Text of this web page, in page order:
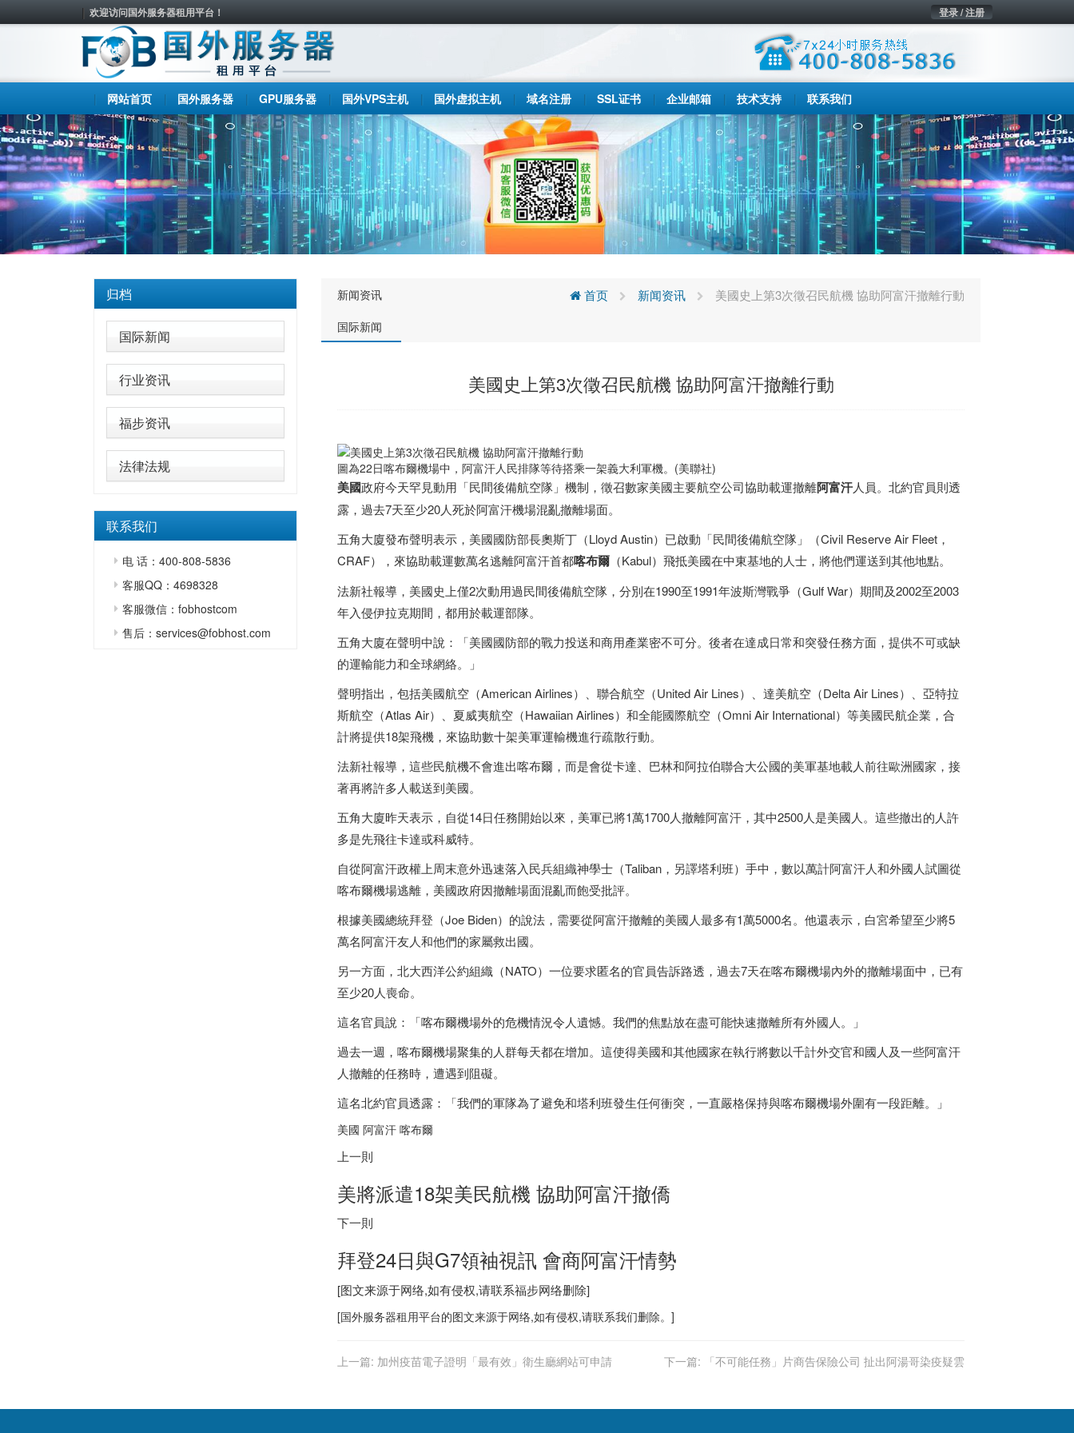
欢迎访问国外服务器租用平台！ 登录 / 注册
网站首页 国外服务器 GPU服务器 国外VPS主机 国外虚拟主机 域名注册 SSL证书 企业邮箱 技术支持 联系我们
归档
国际新闻
行业资讯
福步资讯
法律法规
联系我们
电 话：400-808-5836
客服QQ：4698328
客服微信：fobhostcom
售后：services@fobhost.com
新闻资讯
国际新闻
首页 新闻资讯 美國史上第3次徵召民航機 協助阿富汗撤離行動
美國史上第3次徵召民航機 協助阿富汗撤離行動
圖為22日喀布爾機場中，阿富汗人民排隊等待搭乘一架義大利軍機。(美聯社)
美國政府今天罕見動用「民間後備航空隊」機制，徵召數家美國主要航空公司協助載運撤離阿富汗人員。北約官員則透
露，過去7天至少20人死於阿富汗機場混亂撤離場面。
五角大廈發布聲明表示，美國國防部長奧斯丁（Lloyd Austin）已啟動「民間後備航空隊」（Civil Reserve Air Fleet，
CRAF），來協助載運數萬名逃離阿富汗首都喀布爾 （Kabul）飛抵美國在中東基地的人士，將他們運送到其他地點。
法新社報導，美國史上僅2次動用過民間後備航空隊，分別在1990至1991年波斯灣戰爭（Gulf War）期間及2002至2003
年入侵伊拉克期間，都用於載運部隊。
五角大廈在聲明中說：「美國國防部的戰力投送和商用產業密不可分。後者在達成日常和突發任務方面，提供不可或缺
的運輸能力和全球網絡。」
聲明指出，包括美國航空（American Airlines）、聯合航空（United Air Lines）、達美航空（Delta Air Lines）、亞特拉
斯航空（Atlas Air）、夏威夷航空（Hawaiian Airlines）和全能國際航空（Omni Air International）等美國民航企業，合
計將提供18架飛機，來協助數十架美軍運輸機進行疏散行動。
法新社報導，這些民航機不會進出喀布爾，而是會從卡達、巴林和阿拉伯聯合大公國的美軍基地載人前往歐洲國家，接
著再將許多人載送到美國。
五角大廈昨天表示，自從14日任務開始以來，美軍已將1萬1700人撤離阿富汗，其中2500人是美國人。這些撤出的人許
多是先飛往卡達或科威特。
自從阿富汗政權上周末意外迅速落入民兵組織神學士（Taliban，另譯塔利班）手中，數以萬計阿富汗人和外國人試圖從
喀布爾機場逃離，美國政府因撤離場面混亂而飽受批評。
根據美國總統拜登（Joe Biden）的說法，需要從阿富汗撤離的美國人最多有1萬5000名。他還表示，白宮希望至少將5
萬名阿富汗友人和他們的家屬救出國。
另一方面，北大西洋公約組織（NATO）一位要求匿名的官員告訴路透，過去7天在喀布爾機場內外的撤離場面中，已有
至少20人喪命。
這名官員說：「喀布爾機場外的危機情況令人遺憾。我們的焦點放在盡可能快速撤離所有外國人。」
過去一週，喀布爾機場聚集的人群每天都在增加。這使得美國和其他國家在執行將數以千計外交官和國人及一些阿富汗
人撤離的任務時，遭遇到阻礙。
這名北約官員透露：「我們的軍隊為了避免和塔利班發生任何衝突，一直嚴格保持與喀布爾機場外圍有一段距離。」
美國 阿富汗 喀布爾
上一則
美將派遣18架美民航機 協助阿富汗撤僑
下一則
拜登24日與G7領袖視訊 會商阿富汗情勢
[图文来源于网络,如有侵权,请联系福步网络删除]
[国外服务器租用平台的图文来源于网络,如有侵权,请联系我们删除。]
上一篇: 加州疫苗電子證明「最有效」衛生廳網站可申請 下一篇: 「不可能任務」片商告保險公司 扯出阿湯哥染疫疑雲